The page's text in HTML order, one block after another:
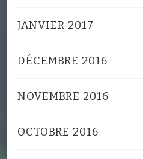
JANVIER 2017
DÉCEMBRE 2016
NOVEMBRE 2016
OCTOBRE 2016